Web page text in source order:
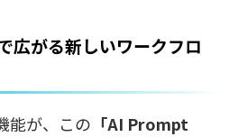
がる新しいワークフロ
能が、この 「AI Prompt